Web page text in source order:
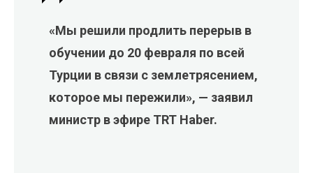
«Мы решили продлить перерыв в
обучении до 20 февраля по всей
Турции в связи с землетрясением,
которое мы пережили», — заявил
министр в эфире TRT Haber.